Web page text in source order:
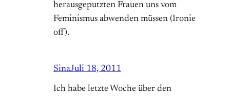
herausgeputzten Frauen uns vom
Feminismus abwenden müssen (Ironie
off).
SinaJuli 18, 2011
Ich habe letzte Woche über den